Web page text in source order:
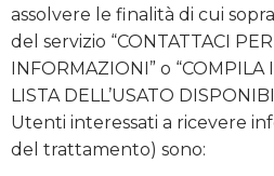
assolvere le finalità di cui
del servizio “CONTATTACI
INFORMAZIONI” o “COMPILA
LISTA DELL’USATO
Utenti interessati a ricevere
del trattamento) sono: